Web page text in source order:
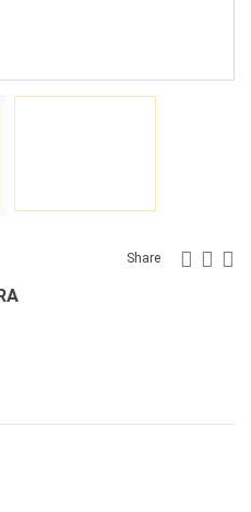
Share